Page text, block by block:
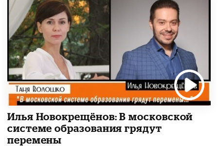
Илья Новокрещёнов: В московской
системе образования грядут
перемены